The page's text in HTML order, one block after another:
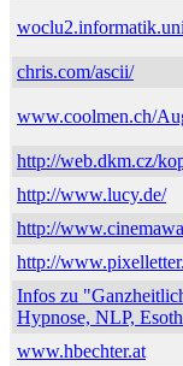
chris.com/ascii/
www.coolmen.ch/
http://web.dkm.cz/
http://www.lucy.de/
http://
http://
Infos zu
Hypnose, NLP,
www.hbechter.at